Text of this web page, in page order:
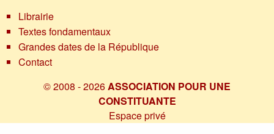
Librairie
Textes fondamentaux
Grandes dates de la République
Contact
© 2008 - 2026ASSOCIATION POUR UNE
CONSTITUANTE
Espace privé